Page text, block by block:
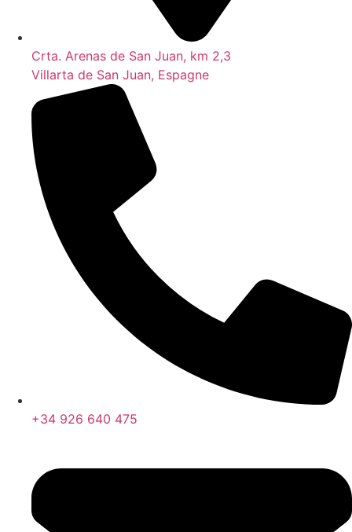
Crta. Arenas de San Juan, km 2,3
Villarta de San Juan, Espagne
+34 926 640 475